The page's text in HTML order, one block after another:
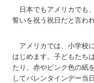
日本でもアメリカでも
誓いを祝う祝日だと言わ
アメリカでは、小学校
はじめます。子どもたち
たり、赤やピンク色の紙
してバレンタインデー当